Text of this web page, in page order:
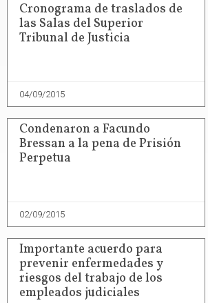
Cronograma de traslados de
las Salas del Superior
Tribunal de Justicia
04/09/2015
Condenaron a Facundo
Bressan a la pena de Prisión
Perpetua
02/09/2015
Importante acuerdo para
prevenir enfermedades y
riesgos del trabajo de los
empleados judiciales